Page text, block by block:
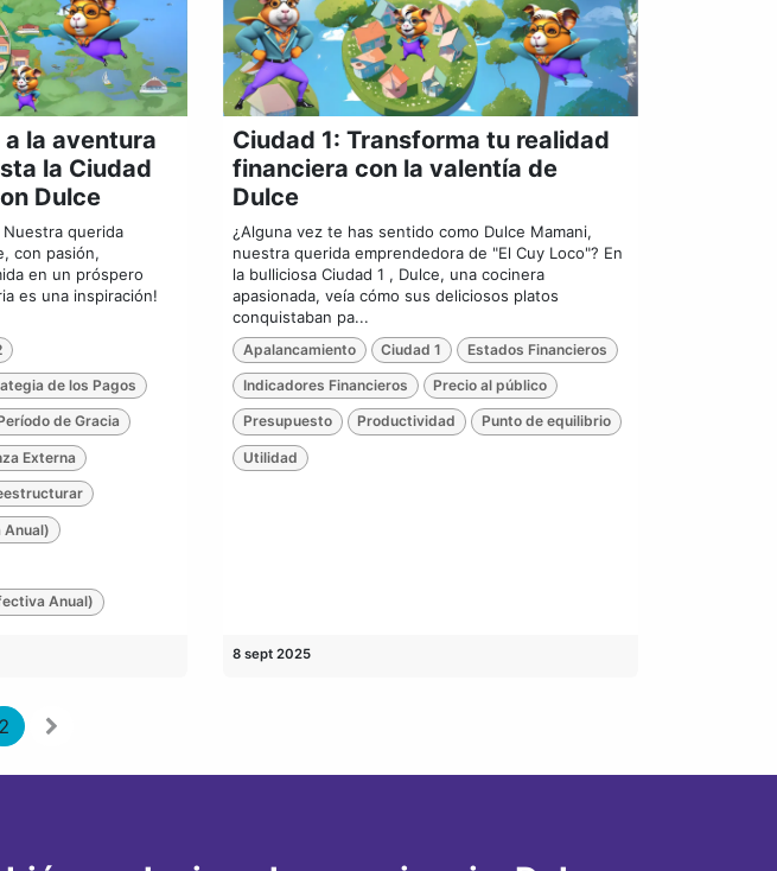
la aventura
la Ciudad
Dulce
Nuestra querida
con pasión,
en un próspero
es una inspiración!
de los Pagos
de Gracia
Externa
Anual)
Anual)
Ciudad 1: Transforma tu realidad
financiera con la valentía de
Dulce
¿Alguna vez te has sentido como Dulce Mamani,
nuestra querida emprendedora de "El Cuy Loco"? En
la bulliciosa Ciudad 1 , Dulce, una cocinera
apasionada, veía cómo sus deliciosos platos
conquistaban pa...
Apalancamiento Ciudad 1 Estados Financieros
Indicadores Financieros Precio al público
Presupuesto Productividad Punto de equilibrio
Utilidad
8 sept 2025
2